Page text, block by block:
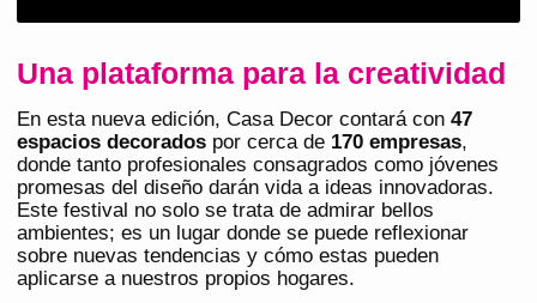
Una plataforma para la creatividad
En esta nueva edición, Casa Decor contará con 47
espacios decorados por cerca de 170 empresas,
donde tanto profesionales consagrados como jóvenes
promesas del diseño darán vida a ideas innovadoras.
Este festival no solo se trata de admirar bellos
ambientes; es un lugar donde se puede reflexionar
sobre nuevas tendencias y cómo estas pueden
aplicarse a nuestros propios hogares.